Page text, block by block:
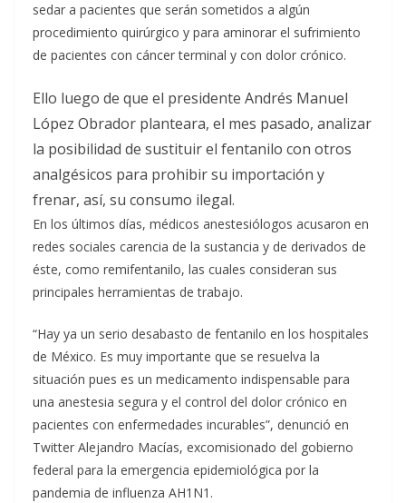
sedar a pacientes que serán sometidos a algún
procedimiento quirúrgico y para aminorar el sufrimiento
de pacientes con cáncer terminal y con dolor crónico.
Ello luego de que el presidente Andrés Manuel
López Obrador planteara, el mes pasado, analizar
la posibilidad de sustituir el fentanilo con otros
analgésicos para prohibir su importación y
frenar, así, su consumo ilegal.
En los últimos días, médicos anestesiólogos acusaron en
redes sociales carencia de la sustancia y de derivados de
éste, como remifentanilo, las cuales consideran sus
principales herramientas de trabajo.
“Hay ya un serio desabasto de fentanilo en los hospitales
de México. Es muy importante que se resuelva la
situación pues es un medicamento indispensable para
una anestesia segura y el control del dolor crónico en
pacientes con enfermedades incurables”, denunció en
Twitter Alejandro Macías, excomisionado del gobierno
federal para la emergencia epidemiológica por la
pandemia de influenza AH1N1.